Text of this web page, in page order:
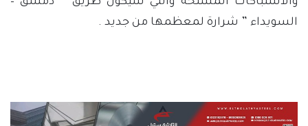
السويداء ” شرارة لمعظمها من جديد .